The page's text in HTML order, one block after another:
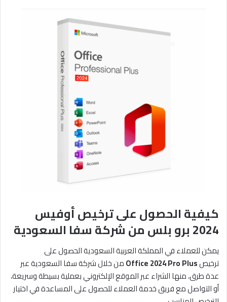
كيفية الحصول على ترخيص أوفيس
2024 برو بلس من شركة سفا السعودية
يمكن للعملاء في المملكة العربية السعودية الحصول على
ترخيصOffice 2024 Pro Plusمن خلال شركة سفا السعودية عبر
عدة طرق، منها الشراء عبر الموقع الإلكتروني بعملية بسيطة وسريعة،
أو التواصل مع فريق خدمة العملاء للحصول على المساعدة في اختيار